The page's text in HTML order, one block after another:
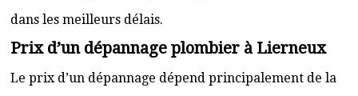
dans les meilleurs délais.
Prix d’un dépannage plombier à Lierneux
Le prix d’un dépannage dépend principalement de la